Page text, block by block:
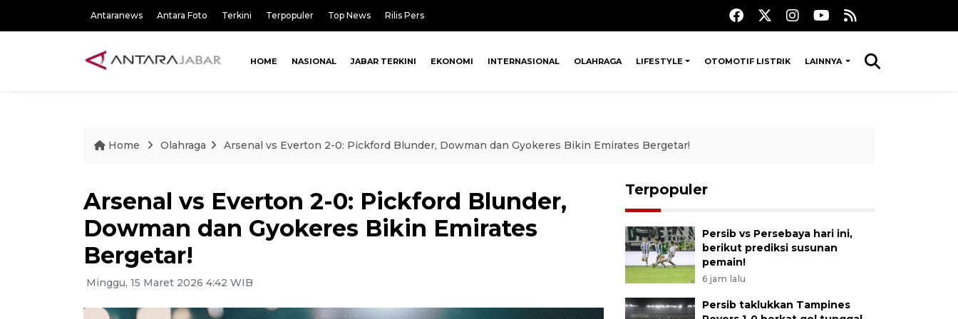
Antaranews Antara Foto Terkini Terpopuler Top News Rilis Pers
HOME NASIONAL JABAR TERKINI EKONOMI INTERNASIONAL OLAHRAGA LIFESTYLE OTOMOTIF LISTRIK LAINNYA
Home Olahraga Arsenal vs Everton 2-0: Pickford Blunder, Dowman dan Gyokeres Bikin Emirates Bergetar!
Arsenal vs Everton 2-0: Pickford Blunder,
Dowman dan Gyokeres Bikin Emirates
Bergetar!
Minggu, 15 Maret 2026 4:42 WIB
Terpopuler
Persib vs Persebaya hari ini,
berikut prediksi susunan
pemain!
6 jam lalu
Persib taklukkan Tampines